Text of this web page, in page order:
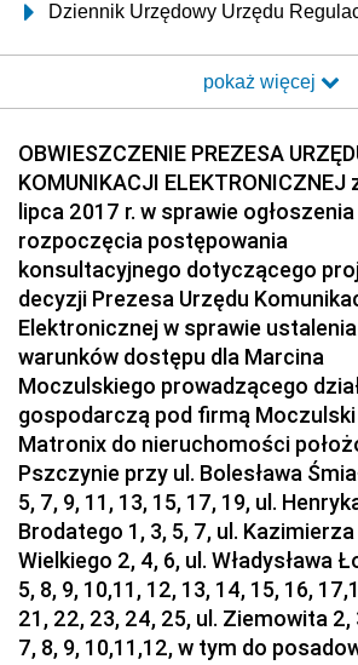
Dziennik Urzędowy Urzędu
Dziennik Urzędowy Ministra
Elektronicznej
2026
2024
2023
2022
2021
2020
2019
2018
2017
z 29 grudnia 2017 pozycja 202
z 28 grudnia 2017 pozycje
pokaż więcej
OBWIESZCZENIE PREZESA
KOMUNIKACJI ELEKTRONICZNEJ
lipca 2017 r. w sprawie ogłoszenia
rozpoczęcia postępowania
konsultacyjnego dotyczącego
decyzji Prezesa Urzędu
Elektronicznej w sprawie ustalenia
warunków dostępu dla Marcina
Moczulskiego prowadzącego
gospodarczą pod firmą
Matronix do nieruchomości
Pszczynie przy ul. Bolesława
5, 7, 9, 11, 13, 15, 17, 19, ul.
Brodatego 1, 3, 5, 7, ul. Kazimierza
Wielkiego 2, 4, 6, ul. Władysława
5, 8, 9, 10,11, 12, 13, 14, 15, 16,
21, 22, 23, 24, 25, ul. Ziemowita 2,
7, 8, 9, 10,11,12, w tym do